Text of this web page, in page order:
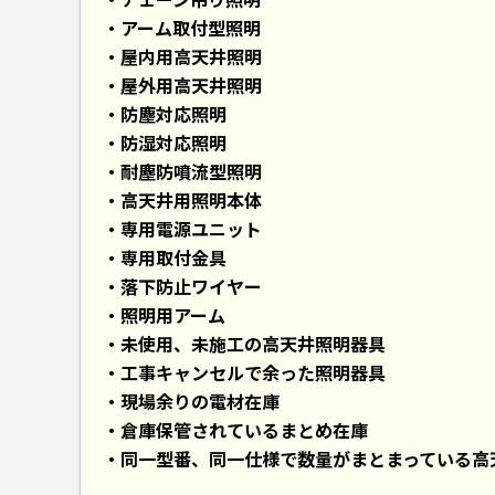
アーム取付型照明
屋内用高天井照明
屋外用高天井照明
防塵対応照明
防湿対応照明
耐塵防噴流型照明
高天井用照明本体
専用電源ユニット
専用取付金具
落下防止ワイヤー
照明用アーム
未使用、未施工の高天井照明器具
工事キャンセルで余った照明器具
現場余りの電材在庫
倉庫保管されているまとめ在庫
同一型番、同一仕様で数量がまとまっている